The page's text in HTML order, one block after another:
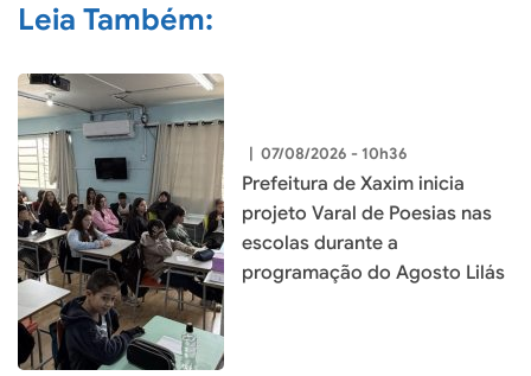
Leia Também:
| 07/08/2026 - 10h36
Prefeitura de Xaxim inicia
projeto Varal de Poesias nas
escolas durante a
programação do Agosto Lilás